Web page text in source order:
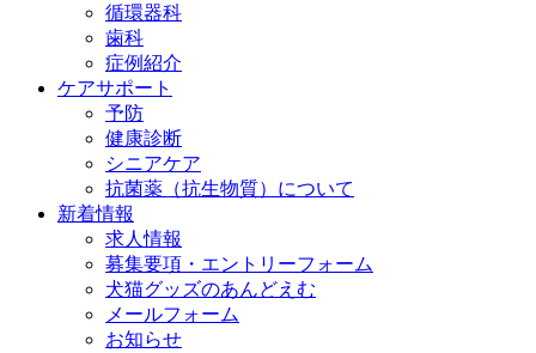
循環器科
歯科
症例紹介
ケアサポート
予防
健康診断
シニアケア
抗菌薬（抗生物質）について
新着情報
求人情報
募集要項・エントリーフォーム
犬猫グッズのあんどえむ
メールフォーム
お知らせ